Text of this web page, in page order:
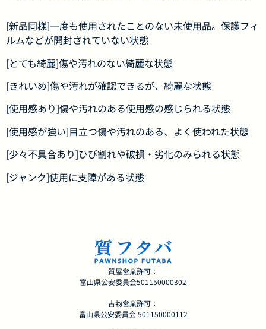
[新品同様]一度も使用されたことのない未使用品。保護フィ
ルムなどが開封されていない状態
[とても綺麗]傷や汚れのない綺麗な状態
[きれいめ]傷や汚れが確認できるが、綺麗な状態
[使用感あり]傷や汚れのある使用感の感じられる状態
[使用感が強い]目立つ傷や汚れのある、よく使われた状態
[少々不具合あり]ひび割れや破損・劣化のみられる状態
[ジャンク]使用に支障がある状態
質屋営業許可：
富山県公安委員会501150000302
古物営業許可：
富山県公安委員会 501150000112